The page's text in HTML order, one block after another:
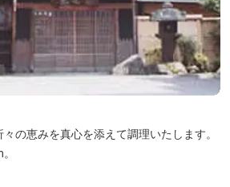
の恵みを真心を添えて調理いたします。